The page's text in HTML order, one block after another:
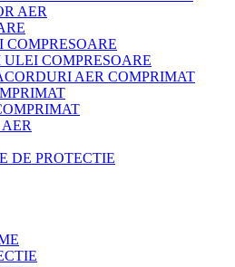
AER
COMPRESOARE
ULEI COMPRESOARE
AER COMPRIMAT
DE PROTECTIE